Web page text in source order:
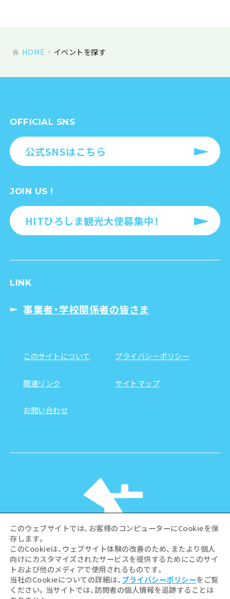
26
27 28
2 3 4 5 6 7 8
16 17
30 31 1 2 3 4 5
HOME イベントを探す
OFFICIAL SNS
公式SNSはこちら
JOIN US !
HITひろしま観光大使募集中！
LINK
事業者・学校関係者の皆さま
このサイトについて プライバシーポリシー
関連リンク サイトマップ
お問い合わせ
©Hiroshima Tourism Association /
Hiroshima Prefecture / Hiroshima City .
All rights reserved
このウェブサイトでは、お客様のコンピューターにCookieを保
存します。
このCookieは、ウェブサイト体験の改善のため、またより個人
向けにカスタマイズされたサービスを提供するためにこのサイ
トおよび他のメディアで使用されるものです。
当社のCookieについての詳細は、 プライバシーポリシーをご覧
ください。当サイトでは、訪問者の個人情報を追跡することは